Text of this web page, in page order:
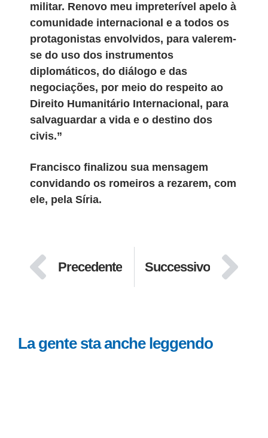
militar. Renovo meu impreterível apelo à
comunidade internacional e a todos os
protagonistas envolvidos, para valerem-
se do uso dos instrumentos
diplomáticos, do diálogo e das
negociações, por meio do respeito ao
Direito Humanitário Internacional, para
salvaguardar a vida e o destino dos
civis.”
Francisco finalizou sua mensagem
convidando os romeiros a rezarem, com
ele, pela Síria.
Precedente Successivo
La gente sta anche leggendo